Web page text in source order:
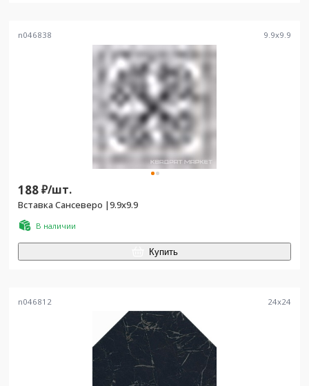
n046838 9.9x9.9
188₽/шт.
Вставка Сансеверо |9.9х9.9
В наличии
Купить
n046812 24x24